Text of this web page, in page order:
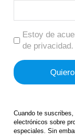
Estoy de
de privacidad.
Cuando te
electrónicos sobre
especiales. Sin